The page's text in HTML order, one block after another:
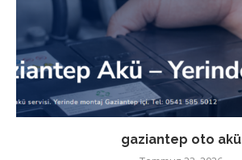
gaziantep oto akü